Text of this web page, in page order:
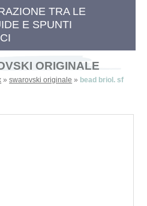
TRA LE
E SPUNTI
ORIGINALE
»swarovski originale » bead briol. sf